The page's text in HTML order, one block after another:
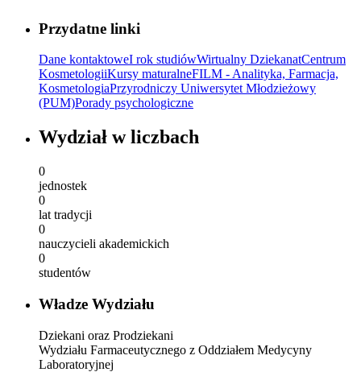
Przydatne linki
Dane kontaktoweI rok studiówWirtualny DziekanatCentrum
KosmetologiiKursy maturalneFILM - Analityka, Farmacja,
KosmetologiaPrzyrodniczy Uniwersytet Młodzieżowy
(PUM)Porady psychologiczne
Wydział w liczbach
0
jednostek
0
lat tradycji
0
nauczycieli akademickich
0
studentów
Władze Wydziału
Dziekani oraz Prodziekani
Wydziału Farmaceutycznego z Oddziałem Medycyny
Laboratoryjnej